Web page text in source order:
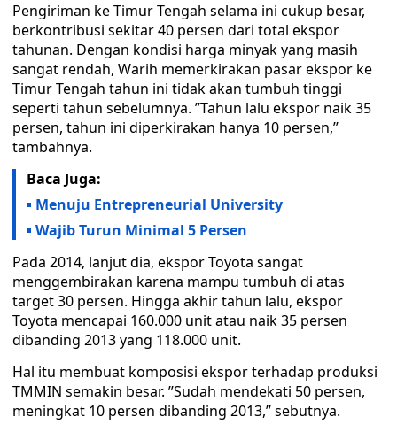
Pengiriman ke Timur Tengah selama ini cukup besar,
berkontribusi sekitar 40 persen dari total ekspor
tahunan. Dengan kondisi harga minyak yang masih
sangat rendah, Warih memerkirakan pasar ekspor ke
Timur Tengah tahun ini tidak akan tumbuh tinggi
seperti tahun sebelumnya. ’’Tahun lalu ekspor naik 35
persen, tahun ini diperkirakan hanya 10 persen,’’
tambahnya.
Baca Juga:
Menuju Entrepreneurial University
Wajib Turun Minimal 5 Persen
Pada 2014, lanjut dia, ekspor Toyota sangat
menggembirakan karena mampu tumbuh di atas
target 30 persen. Hingga akhir tahun lalu, ekspor
Toyota mencapai 160.000 unit atau naik 35 persen
dibanding 2013 yang 118.000 unit.
Hal itu membuat komposisi ekspor terhadap produksi
TMMIN semakin besar. ’’Sudah mendekati 50 persen,
meningkat 10 persen dibanding 2013,’’ sebutnya.